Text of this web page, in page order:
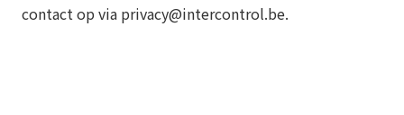
contact op via privacy@intercontrol.be.